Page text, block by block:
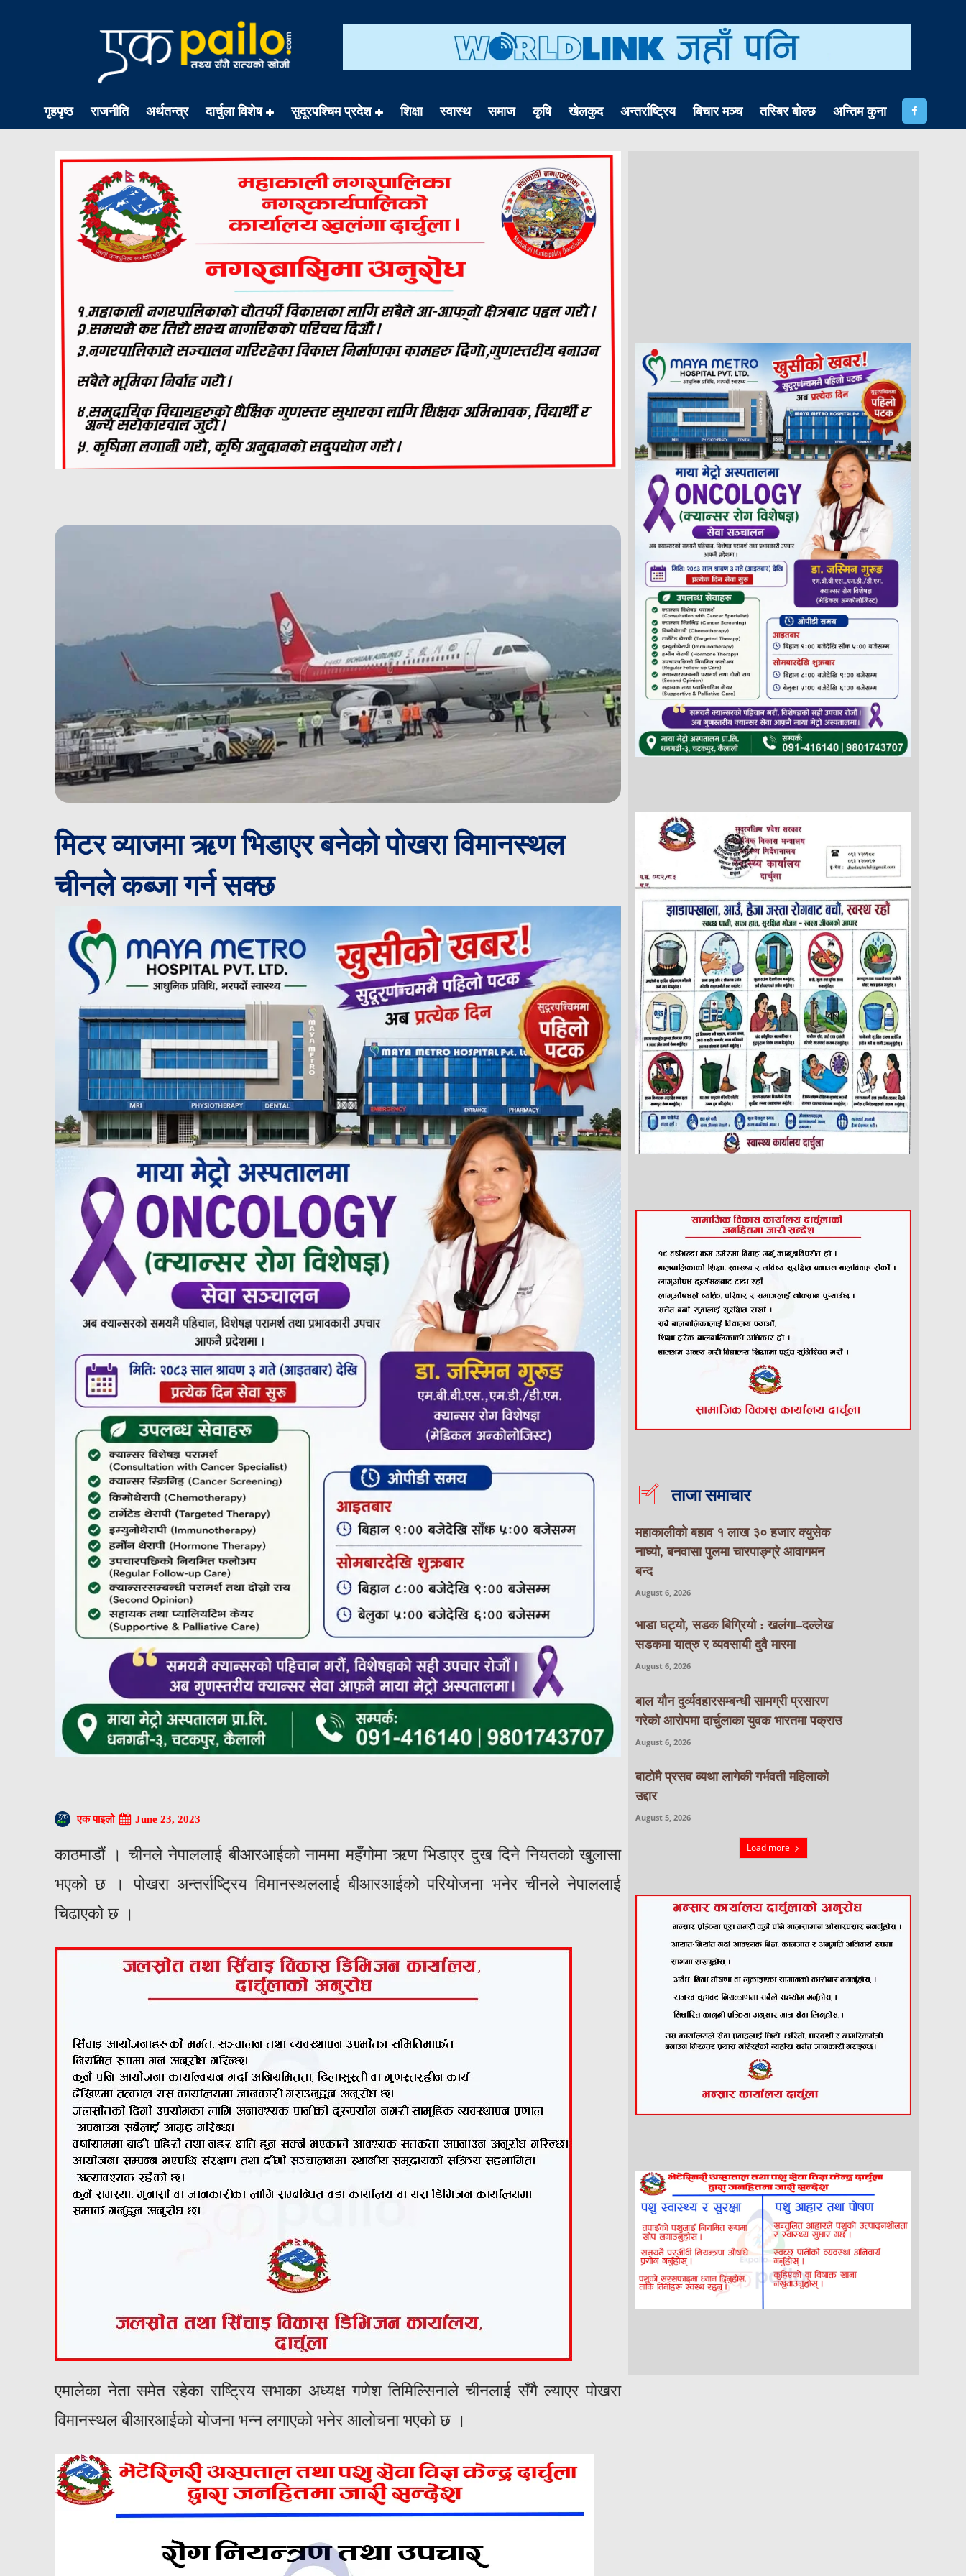
गृहपृष्ठ राजनीति अर्थतन्त्र दार्चुला विशेष सुदूरपश्चिम प्रदेश शिक्षा स्वास्थ समाज कृषि खेलकुद अन्तर्राष्ट्रिय बिचार मञ्च तस्बिर बोल्छ अन्तिम कुना
मिटर व्याजमा ऋण भिडाएर बनेको पोखरा विमानस्थल
चीनले कब्जा गर्न सक्छ
एक पाइलो June 23, 2023
काठमाडौं । चीनले नेपाललाई बीआरआईको नाममा महँगोमा ऋण भिडाएर दुख दिने नियतको खुलासा
भएको छ । पोखरा अन्तर्राष्ट्रिय विमानस्थललाई बीआरआईको परियोजना भनेर चीनले नेपाललाई
चिढाएको छ ।
एमालेका नेता समेत रहेका राष्ट्रिय सभाका अध्यक्ष गणेश तिमिल्सिनाले चीनलाई सँगै ल्याएर पोखरा
विमानस्थल बीआरआईको योजना भन्न लगाएको भनेर आलोचना भएको छ ।
ताजा समाचार
महाकालीको बहाव १ लाख ३० हजार क्युसेक
नाघ्यो, बनवासा पुलमा चारपाङ्ग्रे आवागमन
बन्द
August 6, 2026
भाडा घट्यो, सडक बिग्रियो : खलंगा–दल्लेख
सडकमा यात्रु र व्यवसायी दुवै मारमा
August 6, 2026
बाल यौन दुर्व्यवहारसम्बन्धी सामग्री प्रसारण
गरेको आरोपमा दार्चुलाका युवक भारतमा पक्राउ
August 6, 2026
बाटाेमै प्रसव व्यथा लागेकी गर्भवती महिलाको
उद्दार
August 5, 2026
Load more